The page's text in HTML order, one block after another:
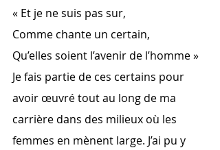
« Et je ne suis pas sur,
Comme chante un certain,
Qu’elles soient l’avenir de l’homme »
Je fais partie de ces certains pour
avoir œuvré tout au long de ma
carrière dans des milieux où les
femmes en mènent large. J’ai pu y